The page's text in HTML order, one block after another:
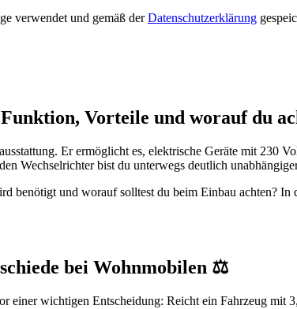
verwendet und gemäß der Datenschutzerklärung
Vorteile und worauf du
Er ermöglicht es, elektrische Geräte mit 230
Wechselrichter bist du unterwegs deutlich
benötigt und worauf solltest du beim Einbau achten?
bei Wohnmobilen ⚖️
einer wichtigen Entscheidung: Reicht ein Fahrzeug mit